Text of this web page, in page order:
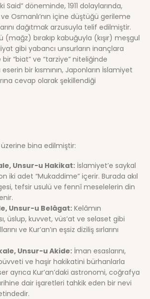
Said” döneminde, 1911 dolaylarında,
ve Osmanlı’nın içine düştüğü gerileme
dağıtmak arzusuyla telif edilmiştir.
(mağz) bırakıp kabuğuyla (kışır) meşgul
gibi yabancı unsurların inançlara
bir “biat” ve “tarziye” niteliğinde
eserin bir kısmının, Japonların İslamiyet
cevap olarak şekillendiği
üzerine bina edilmiştir:
Unsur-u Hakikat:İslamiyet’e saykal
iki adet “Mukaddime” içerir. Burada akıl
tefsir usulü ve fennî meselelerin din
Unsur-u Belâgat:Kelâmın
üslup, kuvvet, vüs’at ve selaset gibi
ve Kur’an’ın eşsiz diziliş sırlarını
Unsur-u Akide:İman esaslarını,
ve haşir hakikatini bürhanlarla
ayrıca Kur’an’daki astronomi, coğrafya
dair işaretleri tahkik eden bir nevi